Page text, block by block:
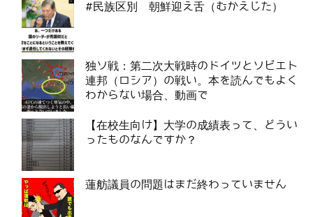
#民族区別 朝鮮迎え舌（むかえじた）
独ソ戦：第二次大戦時のドイツとソビエト
連邦（ロシア）の戦い。本を読んでもよく
わからない場合、動画で
【在校生向け】大学の成績表って、どうい
ったものなんですか？
蓮舫議員の問題はまだ終わっていません